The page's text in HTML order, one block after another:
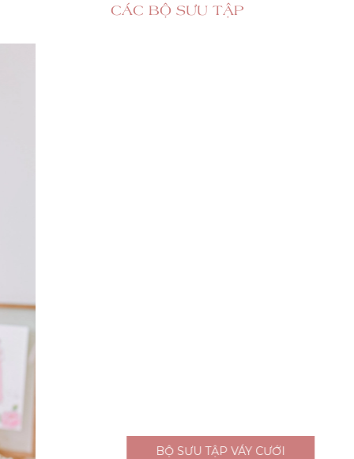
CÁC BỘ SƯU TẬP
BỘ SƯU TẬP VÁY CƯỚI